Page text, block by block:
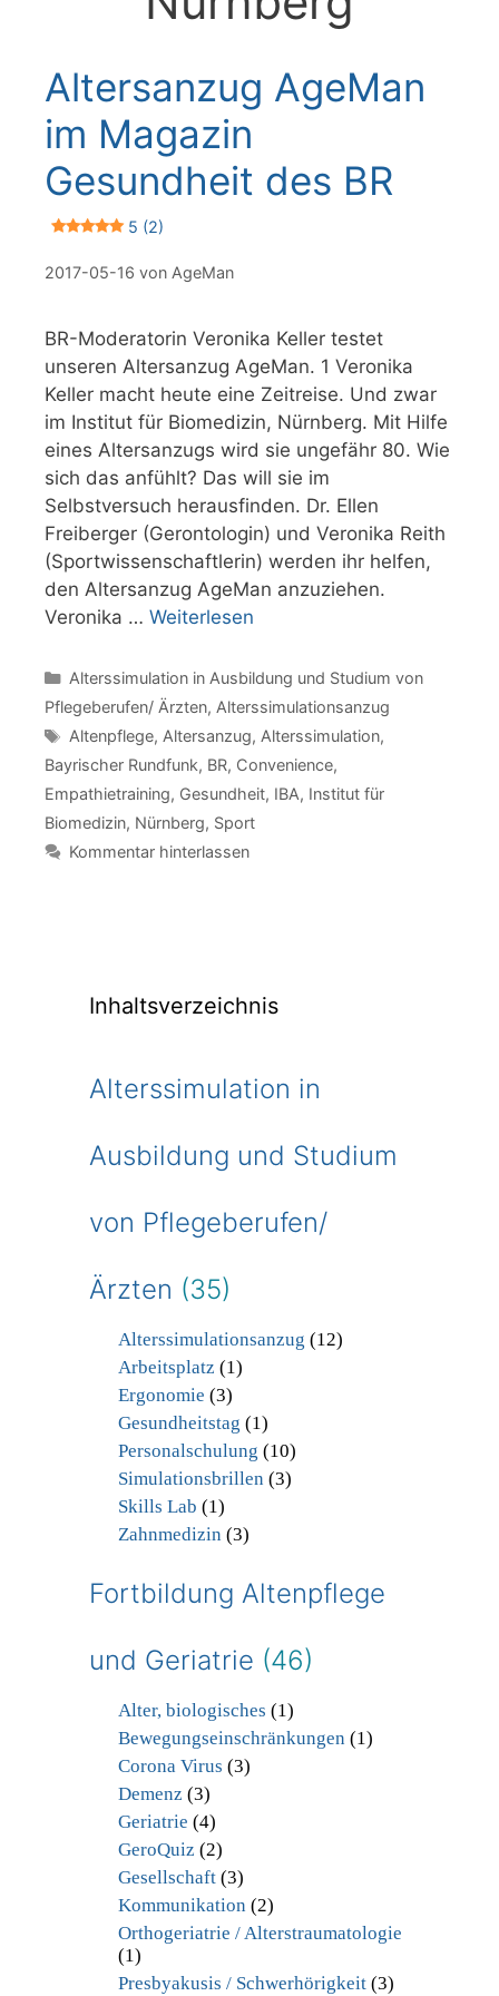
Altersanzug AgeMan
im Magazin
Gesundheit des BR
5 (2)
2017-05-16 von AgeMan
BR-Moderatorin Veronika Keller testet
unseren Altersanzug AgeMan. 1 Veronika
Keller macht heute eine Zeitreise. Und zwar
im Institut für Biomedizin, Nürnberg. Mit Hilfe
eines Altersanzugs wird sie ungefähr 80. Wie
sich das anfühlt? Das will sie im
Selbstversuch herausfinden. Dr. Ellen
Freiberger (Gerontologin) und Veronika Reith
(Sportwissenschaftlerin) werden ihr helfen,
den Altersanzug AgeMan anzuziehen.
Veronika … Weiterlesen
Kategorien
Alterssimulation in Ausbildung und Studium von
Pflegeberufen/ Ärzten, Alterssimulationsanzug
Schlagwörter
Altenpflege, Altersanzug, Alterssimulation,
Bayrischer Rundfunk, BR, Convenience,
Empathietraining, Gesundheit, IBA, Institut für
Biomedizin, Nürnberg, Sport
Kommentar hinterlassen
Inhaltsverzeichnis
Alterssimulation in
Ausbildung und Studium
von Pflegeberufen/
Ärzten (35)
Alterssimulationsanzug (12)
Arbeitsplatz (1)
Ergonomie (3)
Gesundheitstag (1)
Personalschulung (10)
Simulationsbrillen (3)
Skills Lab (1)
Zahnmedizin (3)
Fortbildung Altenpflege
und Geriatrie (46)
Alter, biologisches (1)
Bewegungseinschränkungen (1)
Corona Virus (3)
Demenz (3)
Geriatrie (4)
GeroQuiz (2)
Gesellschaft(3)
Kommunikation (2)
Orthogeriatrie / Alterstraumatologie
(1)
Presbyakusis / Schwerhörigkeit(3)